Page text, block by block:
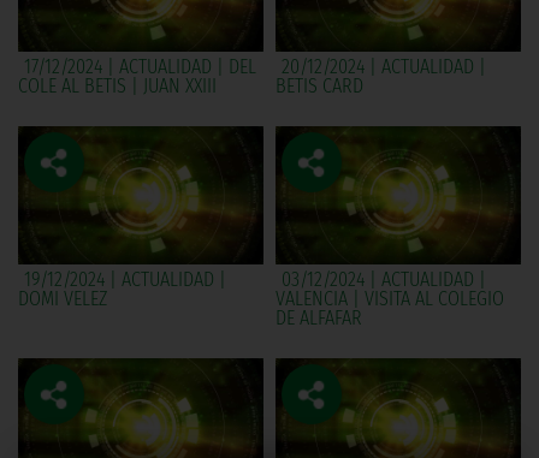
17/12/2024 | ACTUALIDAD | DEL
COLE AL BETIS | JUAN XXIII
20/12/2024 | ACTUALIDAD |
BETIS CARD
19/12/2024 | ACTUALIDAD |
DOMI VELEZ
03/12/2024 | ACTUALIDAD |
VALENCIA | VISITA AL COLEGIO
DE ALFAFAR